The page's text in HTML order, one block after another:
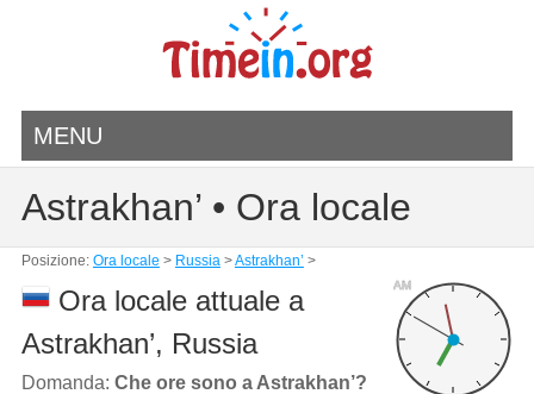
MENU
Astrakhan’ • Ora locale
Posizione: Ora locale > Russia>Astrakhan’ >
AM
Ora locale attuale a
Astrakhan’, Russia
Domanda: Che ore sono a Astrakhan’?